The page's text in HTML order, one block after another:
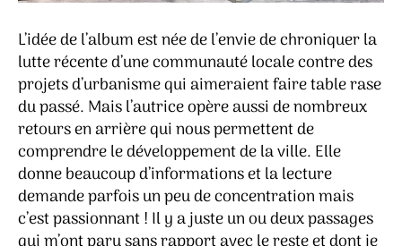
L’idée de l’album est née de l’envie de chroniquer la
lutte récente d’une communauté locale contre des
projets d’urbanisme qui aimeraient faire table rase
du passé. Mais l’autrice opère aussi de nombreux
retours en arrière qui nous permettent de
comprendre le développement de la ville. Elle
donne beaucoup d’informations et la lecture
demande parfois un peu de concentration mais
c’est passionnant ! Il y a juste un ou deux passages